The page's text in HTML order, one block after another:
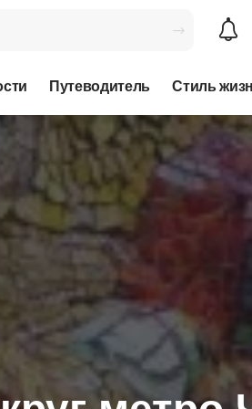
Путеводитель Стиль